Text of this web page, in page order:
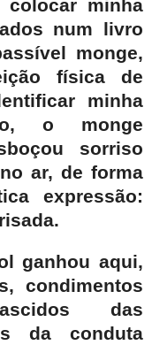
minha
num livro
monge,
física de
minha
o monge
sorriso
ar, de forma
expressão:
ganhou aqui,
condimentos
das
da conduta